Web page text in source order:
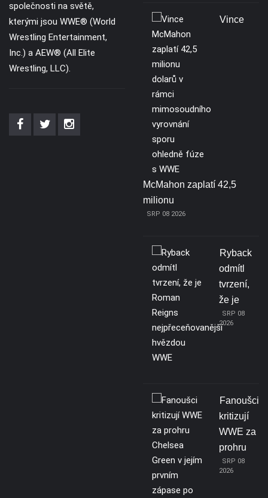
společnosti na světě,
kterými jsou WWE® (World
Wrestling Entertainment,
Inc.) a AEW® (All Elite
Wrestling, LLC).
Vince
McMahon zaplatí 42,5
milionu
SRP 08 2026
Ryback
odmítl
tvrzení,
že je
SRP 08
2026
Fanoušci
kritizují
WWE za
prohru
SRP 08
2026